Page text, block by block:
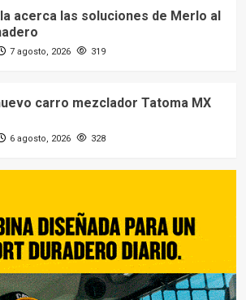
acerca las soluciones de Merlo al
7 agosto, 2026
319
carro mezclador Tatoma MX
6 agosto, 2026 328